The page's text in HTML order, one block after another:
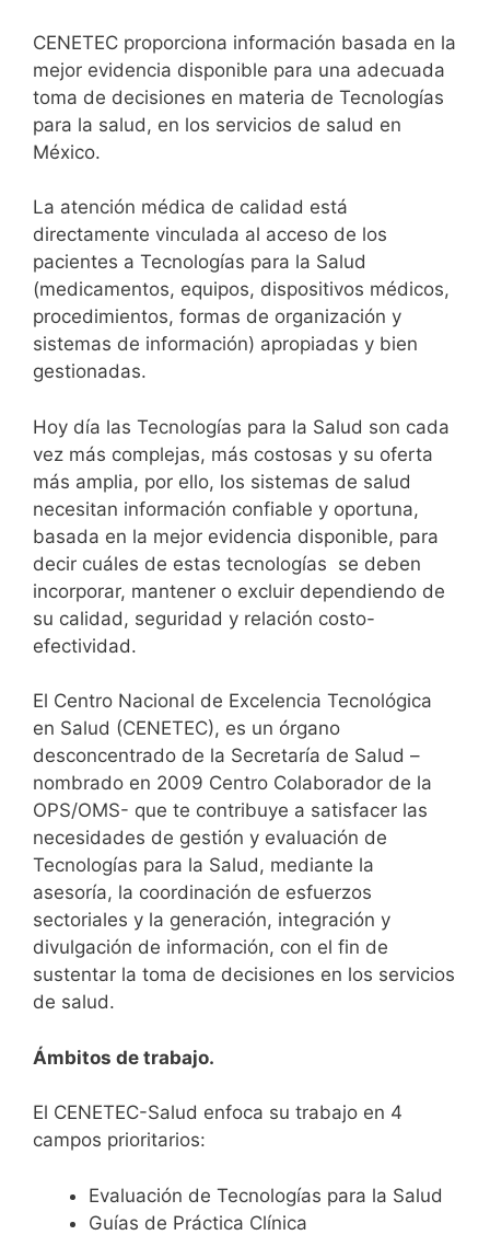
CENETEC proporciona información basada en la
mejor evidencia disponible para una adecuada
toma de decisiones en materia de Tecnologías
para la salud, en los servicios de salud en
México.
La atención médica de calidad está
directamente vinculada al acceso de los
pacientes a Tecnologías para la Salud
(medicamentos, equipos, dispositivos médicos,
procedimientos, formas de organización y
sistemas de información) apropiadas y bien
gestionadas.
Hoy día las Tecnologías para la Salud son cada
vez más complejas, más costosas y su oferta
más amplia, por ello, los sistemas de salud
necesitan información confiable y oportuna,
basada en la mejor evidencia disponible, para
decir cuáles de estas tecnologías se deben
incorporar, mantener o excluir dependiendo de
su calidad, seguridad y relación costo-
efectividad.
El Centro Nacional de Excelencia Tecnológica
en Salud (CENETEC), es un órgano
desconcentrado de la Secretaría de Salud –
nombrado en 2009 Centro Colaborador de la
OPS/OMS- que te contribuye a satisfacer las
necesidades de gestión y evaluación de
Tecnologías para la Salud, mediante la
asesoría, la coordinación de esfuerzos
sectoriales y la generación, integración y
divulgación de información, con el fin de
sustentar la toma de decisiones en los servicios
de salud.
Ámbitos de trabajo.
El CENETEC-Salud enfoca su trabajo en 4
campos prioritarios:
Evaluación de Tecnologías para la Salud
Guías de Práctica Clínica